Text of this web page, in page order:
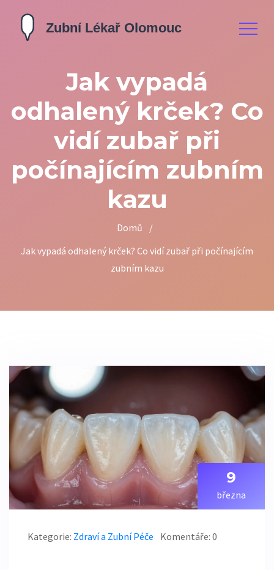
Jak vypadá
odhalený krček? Co
vidí zubař při
počínajícím zubním
kazu
Domů
/
Jak vypadá odhalený krček? Co vidí zubař při počínajícím
zubním kazu
9
března
Kategorie: Zdraví a Zubní Péče Komentáře: 0